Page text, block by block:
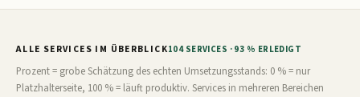
ALLE SERVICES IM ÜBERBLICK104 SERVICES · 93 % ERLEDIGT
Prozent = grobe Schätzung des echten Umsetzungsstands: 0 % = nur
Platzhalterseite, 100 % = läuft produktiv. Services in mehreren Bereichen